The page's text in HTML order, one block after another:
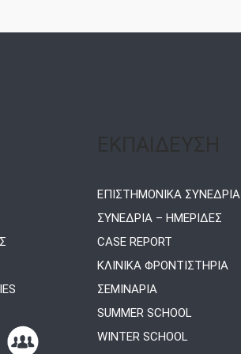
ΕΠΙΣΤΗΜΟΝΙΚΑ ΣΥΝΕΔΡΙΑ
ΣΥΝΕΔΡΙΑ – ΗΜΕΡΙΔΕΣ
CASE REPORT
ΚΛΙΝΙΚΑ ΦΡΟΝΤΙΣΤΗΡΙΑ
ΣΕΜΙΝΑΡΙΑ
SUMMER SCHOOL
WINTER SCHOOL